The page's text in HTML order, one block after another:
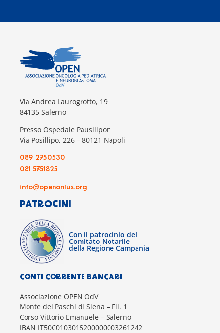
Via Andrea Laurogrotto, 19
84135 Salerno
Presso Ospedale Pausilipon
Via Posillipo, 226 – 80121 Napoli
089 2750530
081 5751825
info@openonlus.org
PATROCINI
Con il patrocinio del
Comitato Notarile
della Regione Campania
CONTI CORRENTE BANCARI
Associazione OPEN OdV
Monte dei Paschi di Siena – Fil. 1
Corso Vittorio Emanuele – Salerno
IBAN IT50C0103015200000003261242